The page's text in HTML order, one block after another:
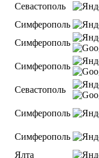
Севастополь
Симферополь
Симферополь
Симферополь
Севастополь
Симферополь
Симферополь
Ялта